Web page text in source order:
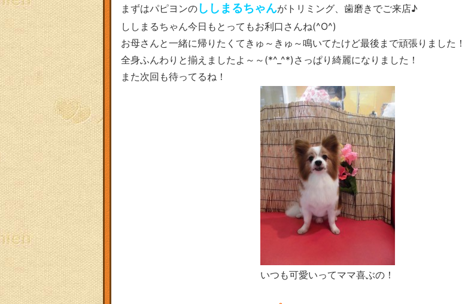
まずはパピヨンの ししまるちゃんがトリミング、歯磨きでご来店♪
ししまるちゃん今日もとってもお利口さんね(^O^)
お母さんと一緒に帰りたくてきゅ～きゅ～鳴いてたけど最後まで頑張りました！
全身ふんわりと揃えましたよ～～(*^_^*)さっぱり綺麗になりました！
また次回も待ってるね！
いつも可愛いってママ喜ぶの！